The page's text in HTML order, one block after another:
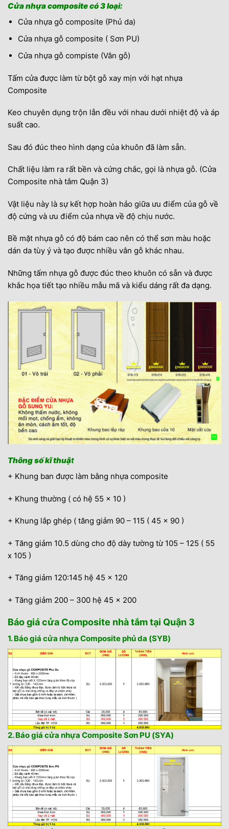
Cửa nhựa composite có 3 loại:
Cửa nhựa gỗ composite (Phủ da)
Cửa nhựa gỗ composite ( Sơn PU)
Cửa nhựa gỗ compiste (Vân gỗ)
Tấm cửa được làm từ bột gỗ xay mịn với hạt nhựa
Composite
Keo chuyên dụng trộn lẫn đều với nhau dưới nhiệt độ và áp
suất cao.
Sau đó đúc theo hình dạng của khuôn đã làm sẵn.
Chất liệu làm ra rất bền và cứng chắc, gọi là nhựa gỗ. (Cửa
Composite nhà tắm Quận 3)
Vật liệu này là sự kết hợp hoàn hảo giữa ưu điểm của gỗ về
độ cứng và ưu điểm của nhựa về độ chịu nước.
Bề mặt nhựa gỗ có độ bám cao nên có thể sơn màu hoặc
dán da tùy ý và tạo được nhiều vân gỗ khác nhau.
Những tấm nhựa gỗ được đúc theo khuôn có sẵn và được
khắc họa tiết tạo nhiều mẫu mã và kiểu dáng rất đa dạng.
Thông số kĩ thuật
+ Khung ban được làm bằng nhựa composite
+ Khung thường ( có hệ 55 x 10 )
+ Khung lắp ghép ( tăng giảm 90 – 115 ( 45 x 90 )
+ Tăng giảm 10.5 dùng cho độ dày tường từ 105 – 125 ( 55
x 105 )
+ Tăng giảm 120:145 hệ 45 x 120
+ Tăng giảm 200 – 300 hệ 45 x 200
Báo giá cửa Composite nhà tắm tại Quận 3
1. Báo giá cửa nhựa Composite phủ da (SYB)
2. Báo giá cửa nhựa Composite Sơn PU (SYA)